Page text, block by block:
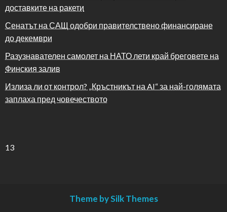
доставките на ракети
Сенатът на САЩ одобри правителствено финансиране
до декември
Разузнавателен самолет на НАТО лети край бреговете на
Финския залив
Излиза ли от контрол? „Кръстникът на AI“ за най-голямата
заплаха пред човечеството
13
Theme by Silk Themes